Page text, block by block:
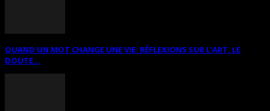
QUAND UN MOT CHANGE UNE VIE: RÉFLEXIONS SUR L’ART, LE
DOUTE...